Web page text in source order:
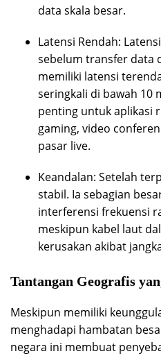
data skala besar.
Latensi Rendah:
sebelum transfer data
memiliki latensi
seringkali di bawah 10
penting untuk aplikasi
gaming, video
pasar live.
Keandalan: Setelah
stabil. Ia sebagian
interferensi frekuensi
meskipun kabel laut
kerusakan akibat
Tantangan Geografis
Meskipun memiliki
menghadapi hambatan
negara ini membuat